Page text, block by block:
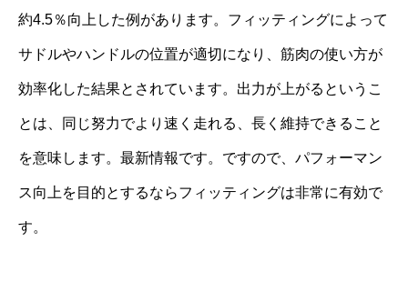
約4.5％向上した例があります。フィッティングによって
サドルやハンドルの位置が適切になり、筋肉の使い方が
効率化した結果とされています。出力が上がるというこ
とは、同じ努力でより速く走れる、長く維持できること
を意味します。最新情報です。ですので、パフォーマン
ス向上を目的とするならフィッティングは非常に有効で
す。